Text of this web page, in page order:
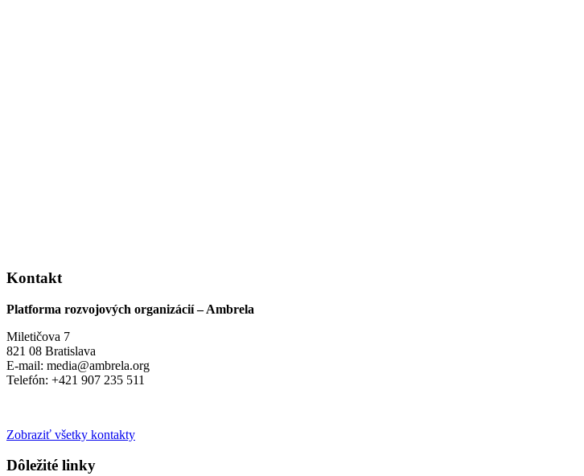
Kontakt
Platforma rozvojových organizácií – Ambrela
Miletičova 7
821 08 Bratislava
E-mail: media@ambrela.org
Telefón: +421 907 235 511
Zobraziť všetky kontakty
Dôležité linky